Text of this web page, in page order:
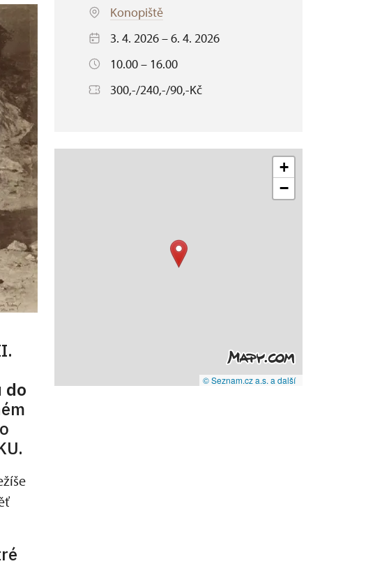
do
Konopiště
3. 4. 2026 – 6. 4. 2026
10.00 – 16.00
300,-/240,-/90,-Kč
+
−
© Seznam.cz a.s. a další